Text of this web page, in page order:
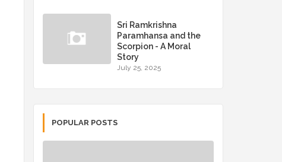
Sri Ramkrishna
Paramhansa and the
Scorpion - A Moral
Story
July 25, 2025
POPULAR POSTS